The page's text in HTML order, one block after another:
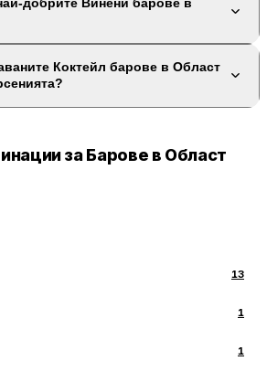
добрите Винени барове в
Коктейл барове в Област
за Барове в Област
13
1
1